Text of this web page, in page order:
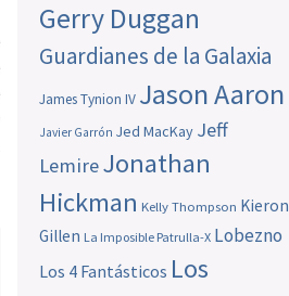
Gerry Duggan
Guardianes de la Galaxia
James Tynion IV Jason Aaron
Javier Garrón Jed MacKay Jeff
LemireJonathan
Hickman Kelly Thompson Kieron
Gillen La Imposible Patrulla-X Lobezno
Los 4 Fantásticos Los